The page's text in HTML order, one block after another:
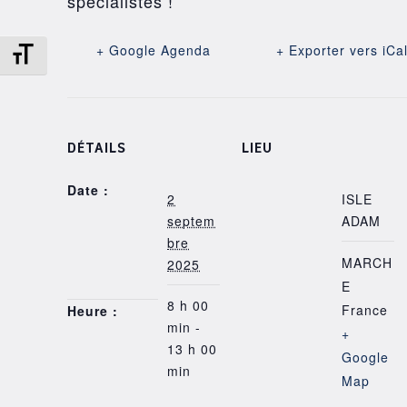
Changer la taille de la police
+ Google Agenda + Exporter vers
DÉTAILS
Date :
2
septem
bre
2025
Heure :
8 h 00
min -
13 h 00
min
LIEU
ISLE
ADAM
MARCH
E
France
+
Google
Map